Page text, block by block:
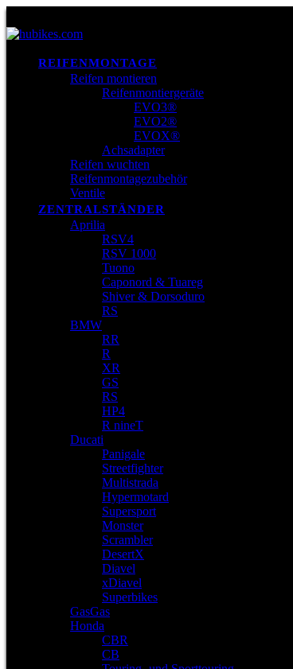
REIFENMONTAGE
Reifen montieren
Reifenmontiergeräte
EVO3®
EVO2®
EVOX®
Achsadapter
Reifen wuchten
Reifenmontagezubehör
Ventile
ZENTRALSTÄNDER
Aprilia
RSV4
RSV 1000
Tuono
Caponord & Tuareg
Shiver & Dorsoduro
RS
BMW
RR
R
XR
GS
RS
HP4
R nineT
Ducati
Panigale
Streetfighter
Multistrada
Hypermotard
Supersport
Monster
Scrambler
DesertX
Diavel
xDiavel
Superbikes
GasGas
Honda
CBR
CB